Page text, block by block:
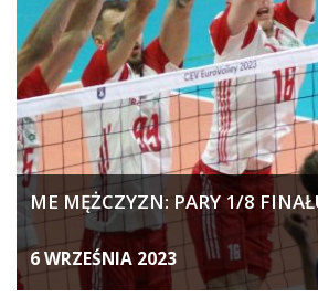
ME MĘŻCZYZN: PARY 1/8
6 WRZEŚNIA 2023